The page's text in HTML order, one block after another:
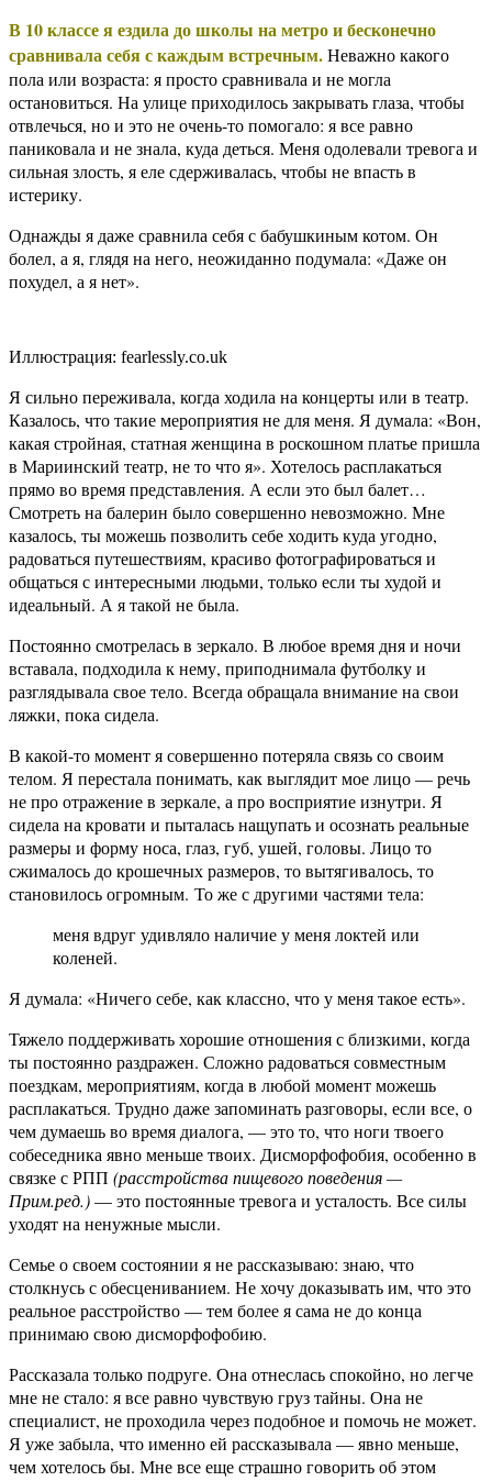
В 10 классе я ездила до школы на метро и бесконечно
сравнивала себя с каждым встречным.Неважно какого
пола или возраста: я просто сравнивала и не могла
остановиться. На улице приходилось закрывать глаза, чтобы
отвлечься, но и это не очень-то помогало: я все равно
паниковала и не знала, куда деться. Меня одолевали тревога и
сильная злость, я еле сдерживалась, чтобы не впасть в
истерику.
Однажды я даже сравнила себя с бабушкиным котом. Он
болел, а я, глядя на него, неожиданно подумала: «Даже он
похудел, а я нет».
Иллюстрация: fearlessly.co.uk
Я сильно переживала, когда ходила на концерты или в театр.
Казалось, что такие мероприятия не для меня. Я думала: «Вон,
какая стройная, статная женщина в роскошном платье пришла
в Мариинский театр, не то что я». Хотелось расплакаться
прямо во время представления. А если это был балет…
Смотреть на балерин было совершенно невозможно. Мне
казалось, ты можешь позволить себе ходить куда угодно,
радоваться путешествиям, красиво фотографироваться и
общаться с интересными людьми, только если ты худой и
идеальный. А я такой не была.
Постоянно смотрелась в зеркало. В любое время дня и ночи
вставала, подходила к нему, приподнимала футболку и
разглядывала свое тело. Всегда обращала внимание на свои
ляжки, пока сидела.
В какой-то момент я совершенно потеряла связь со своим
телом. Я перестала понимать, как выглядит мое лицо — речь
не про отражение в зеркале, а про восприятие изнутри. Я
сидела на кровати и пыталась нащупать и осознать реальные
размеры и форму носа, глаз, губ, ушей, головы. Лицо то
сжималось до крошечных размеров, то вытягивалось, то
становилось огромным. То же с другими частями тела:
меня вдруг удивляло наличие у меня локтей или
коленей.
Я думала: «Ничего себе, как классно, что у меня такое есть».
Тяжело поддерживать хорошие отношения с близкими, когда
ты постоянно раздражен. Сложно радоваться совместным
поездкам, мероприятиям, когда в любой момент можешь
расплакаться. Трудно даже запоминать разговоры, если все, о
чем думаешь во время диалога, — это то, что ноги твоего
собеседника явно меньше твоих. Дисморфофобия, особенно в
связке с РПП (расстройства пищевого поведения —
Прим.ред.)— это постоянные тревога и усталость. Все силы
уходят на ненужные мысли.
Семье о своем состоянии я не рассказываю: знаю, что
столкнусь с обесцениванием. Не хочу доказывать им, что это
реальное расстройство — тем более я сама не до конца
принимаю свою дисморфофобию.
Рассказала только подруге. Она отнеслась спокойно, но легче
мне не стало: я все равно чувствую груз тайны. Она не
специалист, не проходила через подобное и помочь не может.
Я уже забыла, что именно ей рассказывала — явно меньше,
чем хотелось бы. Мне все еще страшно говорить об этом